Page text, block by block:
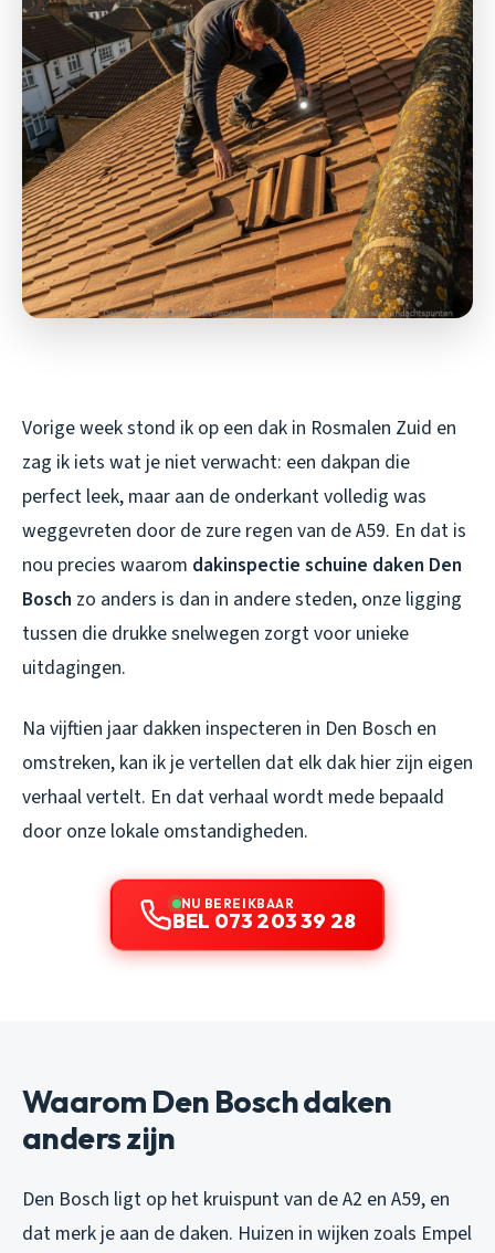
Vorige week stond ik op een dak in Rosmalen Zuid en
zag ik iets wat je niet verwacht: een dakpan die
perfect leek, maar aan de onderkant volledig was
weggevreten door de zure regen van de A59. En dat is
nou precies waarom dakinspectie schuine daken Den
Bosch zo anders is dan in andere steden, onze ligging
tussen die drukke snelwegen zorgt voor unieke
uitdagingen.
Na vijftien jaar dakken inspecteren in Den Bosch en
omstreken, kan ik je vertellen dat elk dak hier zijn eigen
verhaal vertelt. En dat verhaal wordt mede bepaald
door onze lokale omstandigheden.
NU BEREIKBAAR
BEL 073 203 39 28
Waarom Den Bosch daken
anders zijn
Den Bosch ligt op het kruispunt van de A2 en A59, en
dat merk je aan de daken. Huizen in wijken zoals Empel